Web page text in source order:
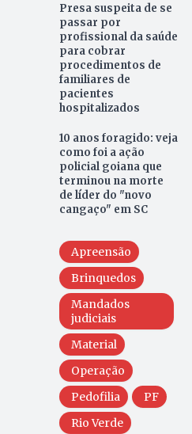
Presa suspeita de se
passar por
profissional da saúde
para cobrar
procedimentos de
familiares de
pacientes
hospitalizados
10 anos foragido: veja
como foi a ação
policial goiana que
terminou na morte
de líder do "novo
cangaço" em SC
Apreensão
Brinquedos
Mandados
judiciais
Material
Operação
Pedofilia
PF
Rio Verde